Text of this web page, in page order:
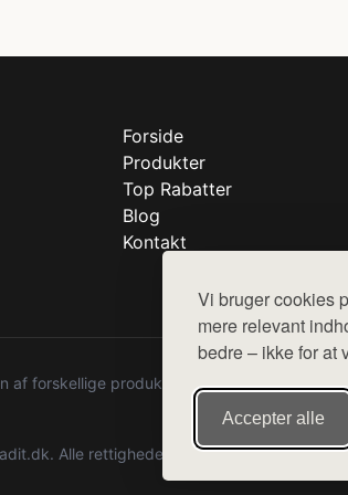
Vi bruger cookies
mere relevant
bedre – ikke for
Accepter alle
Forside
Produkter
Top Rabatter
Blog
Kontakt
forskellige produkter fra diverse
Alle rettigheder forbeholdes.